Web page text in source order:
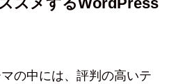
スメするWordPress
の中には、評判の高いテ